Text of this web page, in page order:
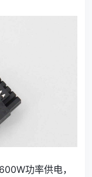
功率供电，